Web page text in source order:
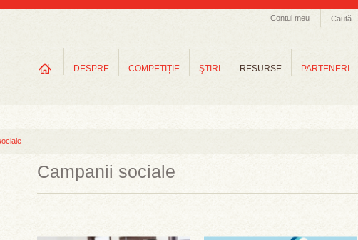
Caută
Contul meu
DESPRE COMPETIȚIE ŞTIRI RESURSE PARTENERI
Campanii sociale